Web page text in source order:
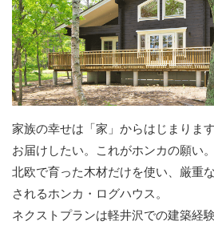
家族の幸せは「家」からはじまりま
お届けしたい。これがホンカの願い。
北欧で育った木材だけを使い、厳重
されるホンカ・ログハウス。
ネクストプランは軽井沢での建築経